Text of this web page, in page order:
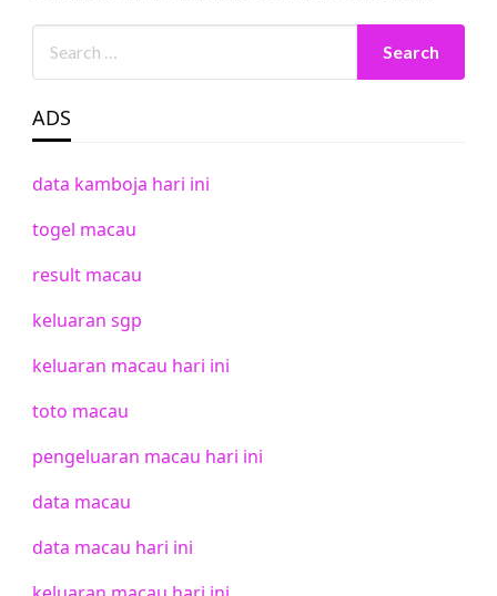
ADS
data kamboja hari ini
togel macau
result macau
keluaran sgp
keluaran macau hari ini
toto macau
pengeluaran macau hari ini
data macau
data macau hari ini